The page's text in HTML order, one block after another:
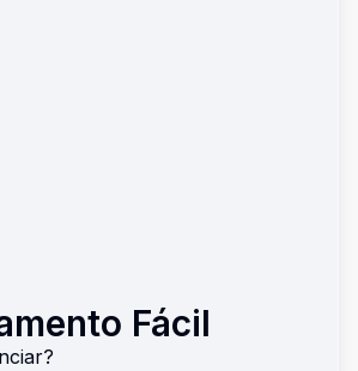
Fácil